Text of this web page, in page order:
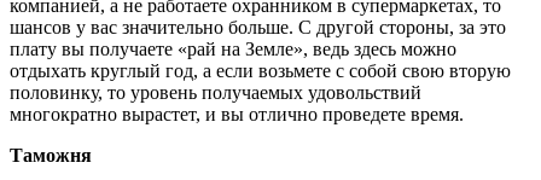
компанией, а не работаете охранником в супермаркетах, то
шансов у вас значительно больше. С другой стороны, за это
плату вы получаете «рай на Земле», ведь здесь можно
отдыхать круглый год, а если возьмете с собой свою вторую
половинку, то уровень получаемых удовольствий
многократно вырастет, и вы отлично проведете время.
Таможня